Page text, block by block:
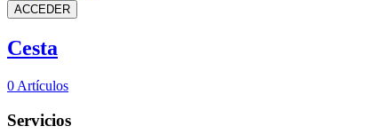
Cesta
0 Artículos
Servicios